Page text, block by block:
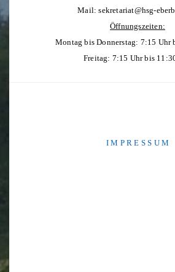
Mail:sekretariat@hsg-
Öffnungszeiten:
Montag bis Donnerstag: 7:15 Uhr
Freitag: 7:15 Uhr bis
I M P R E S S U M